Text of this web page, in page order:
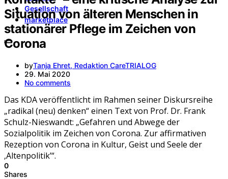
Gesellschaft
marketplace
Situation von älteren Menschen in
stationärer Pflege im Zeichen von
Corona
byTanja Ehret, Redaktion CareTRIALOG
29. Mai 2020
No comments
Das KDA veröffentlicht im Rahmen seiner Diskursreihe
„radikal (neu) denken“ einen Text von Prof. Dr. Frank
Schulz-Nieswandt: „Gefahren und Abwege der
Sozialpolitik im Zeichen von Corona. Zur affirmativen
Rezeption von Corona in Kultur, Geist und Seele der
‚Altenpolitik’“.
0
Shares